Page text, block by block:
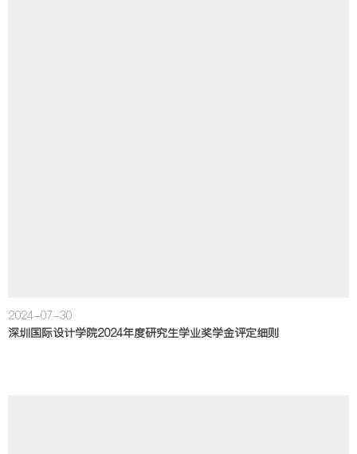
2024-07-30
深圳国际设计学院2024年度研究生学业奖学金评定细则